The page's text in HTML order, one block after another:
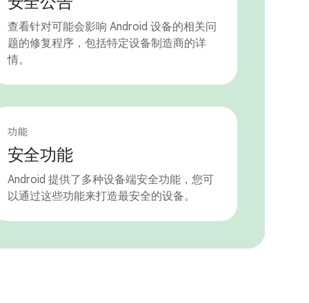
查看针对可能会影响 Android 设备的相关问
题的修复程序，包括特定设备制造商的详
情。
功能
安全功能
Android 提供了多种设备端安全功能，您可
以通过这些功能来打造最安全的设备。